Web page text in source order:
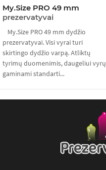
My.Size PRO 49 mm
prezervatyvai
My.Size PRO 49 mm dydžio
prezervatyvai. Visi vyrai turi
skirtingo dydžio varpą. Atliktų
tyrimų duomenimis, daugeliui vyrų
gaminami standarti...